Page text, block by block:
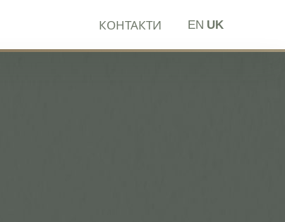
КОНТАКТИ EN UK